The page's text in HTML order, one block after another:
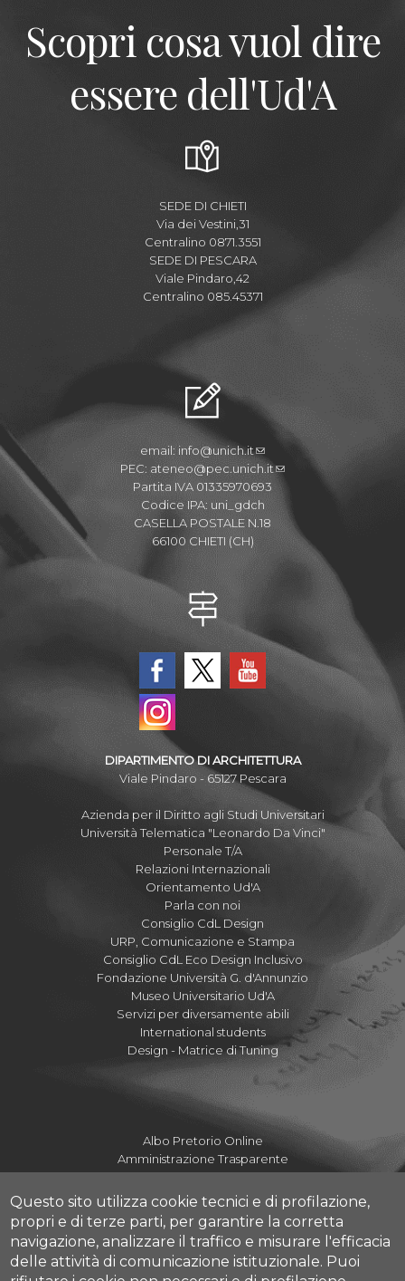
Scopri cosa vuol dire
essere dell'Ud'A
SEDE DI CHIETI
Via dei Vestini,31
Centralino 0871.3551
SEDE DI PESCARA
Viale Pindaro,42
Centralino 085.45371
email: info@unich.it
PEC: ateneo@pec.unich.it
Partita IVA 01335970693
Codice IPA: uni_gdch
CASELLA POSTALE N.18
66100 CHIETI (CH)
DIPARTIMENTO DI ARCHITETTURA
Viale Pindaro - 65127 Pescara
Azienda per il Diritto agli Studi Universitari
Università Telematica "Leonardo Da Vinci"
Personale T/A
Relazioni Internazionali
Orientamento Ud'A
Parla con noi
Consiglio CdL Design
URP, Comunicazione e Stampa
Consiglio CdL Eco Design Inclusivo
Fondazione Università G. d'Annunzio
Museo Universitario Ud'A
Servizi per diversamente abili
International students
Design - Matrice di Tuning
Albo Pretorio Online
Amministrazione Trasparente
Mettiamoci la Faccia
Fatturazione elettronica UdA
Fatturazione elettronica DdA
Dove siamo
Numeri utili Campus
Mappa Campus Pescara
Questo sito utilizza cookie tecnici e di profilazione,
propri e di terze parti, per garantire la corretta
navigazione, analizzare il traffico e misurare l'efficacia
delle attività di comunicazione istituzionale. Puoi